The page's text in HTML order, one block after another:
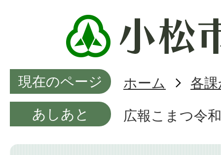
現在のページ ホーム
各
あしあと
広報こまつ令